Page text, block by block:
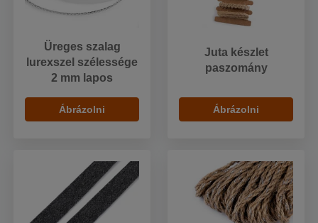
Üreges szalag
lurexszel szélessége
2 mm lapos
Ábrázolni
Juta készlet
paszomány
Ábrázolni